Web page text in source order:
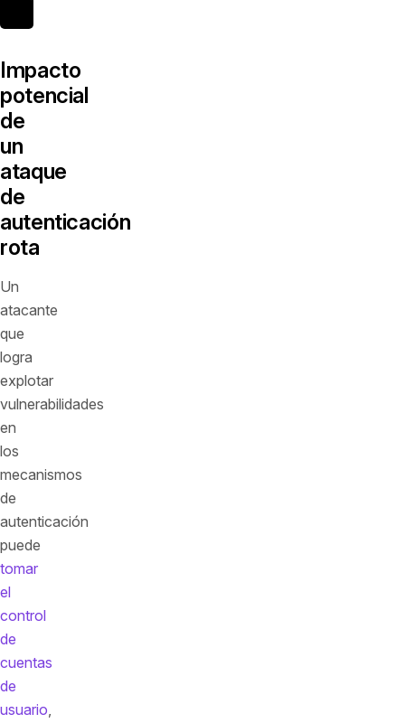
Impacto
potencial
de
un
ataque
de
autenticación
rota
Un
atacante
que
logra
explotar
vulnerabilidades
en
los
mecanismos
de
autenticación
puede
tomar
el
control
de
cuentas
de
usuario,